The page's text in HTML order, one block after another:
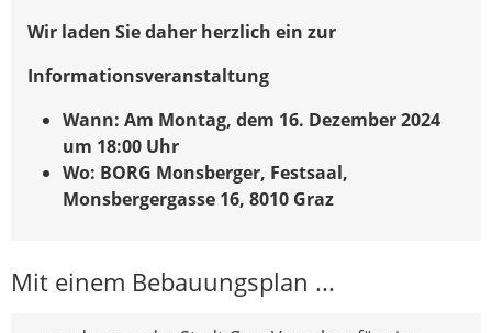
Wir laden Sie daher herzlich ein zur
Informationsveranstaltung
Wann: Am Montag, dem 16. Dezember 2024
um 18:00 Uhr
Wo: BORG Monsberger, Festsaal,
Monsbergergasse 16, 8010 Graz
Mit einem Bebauungsplan ...